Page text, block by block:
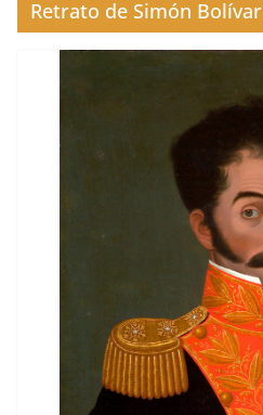
Retrato de Simón Bolívar